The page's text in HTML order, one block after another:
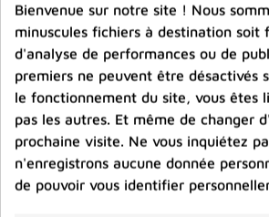
Ajouter au panier
Ajouter à la
help_outline Posez une question sur
Bienvenue sur notre site ! Nous
minuscules fichiers à destination soit
d'analyse de performances ou de
premiers ne peuvent être désactivés
le fonctionnement du site, vous êtes
pas les autres. Et même de changer
prochaine visite. Ne vous inquiétez
n'enregistrons aucune donnée
de pouvoir vous identifier